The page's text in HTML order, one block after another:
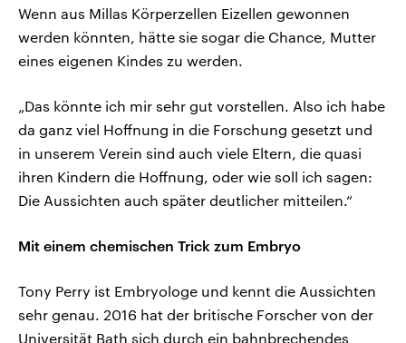
Wenn aus Millas Körperzellen Eizellen gewonnen
werden könnten, hätte sie sogar die Chance, Mutter
eines eigenen Kindes zu werden.
„Das könnte ich mir sehr gut vorstellen. Also ich habe
da ganz viel Hoffnung in die Forschung gesetzt und
in unserem Verein sind auch viele Eltern, die quasi
ihren Kindern die Hoffnung, oder wie soll ich sagen:
Die Aussichten auch später deutlicher mitteilen.“
Mit einem chemischen Trick zum Embryo
Tony Perry ist Embryologe und kennt die Aussichten
sehr genau. 2016 hat der britische Forscher von der
Universität Bath sich durch ein bahnbrechendes